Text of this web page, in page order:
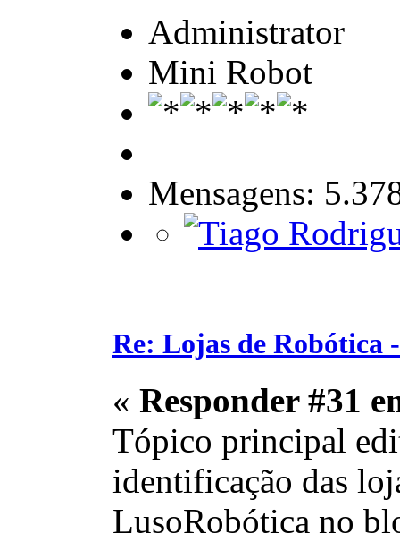
Administrator
Mini Robot
Mensagens:
Re: Lojas de Robótica
« Responder #31
Tópico principal
identificação das
LusoRobótica no